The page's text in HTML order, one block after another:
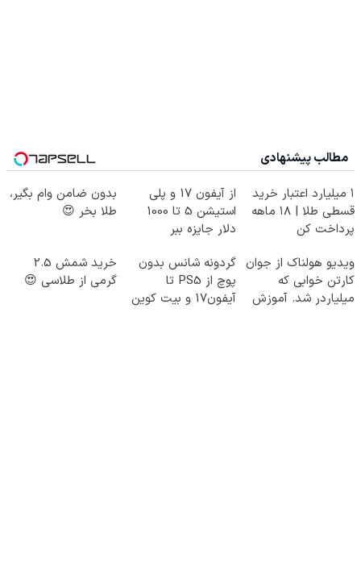
مطالب پیشنهادی
۱ میلیارد اعتبار خرید
قسطی طلا | ۱۸ ماهه
پرداخت کن
از آیفون 17 و پلی
استیشن 5 تا 1000
دلار جایزه ببر
بدون ضامن وام بگیر،
طلا بخر 😍
ویدیو هولناک از جوان
کارتن خوابی که
میلیاردر شد. آموزش
گردونه شانس بدون
پوچ از PS5 تا
آیفون17 و بیت کوین
خرید شمش 2.5
گرمی از طلاسی 😍